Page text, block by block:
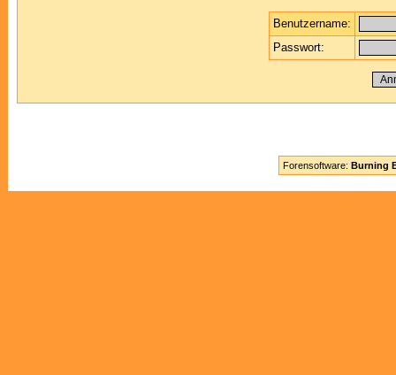
Benutzername:
Passwort:
Forensoftware: Burning